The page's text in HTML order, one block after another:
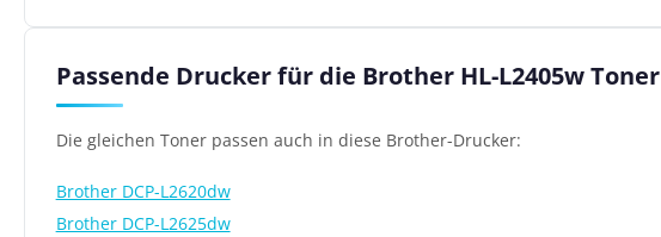
Passende Drucker für die Brother HL-L2405w Toner
Die gleichen Toner passen auch in diese Brother-Drucker:
Brother DCP-L2620dw
Brother DCP-L2625dw